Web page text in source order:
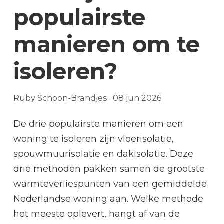
populairste
manieren om te
isoleren?
Ruby Schoon-Brandjes · 08 jun 2026
De drie populairste manieren om een
woning te isoleren zijn vloerisolatie,
spouwmuurisolatie en dakisolatie. Deze
drie methoden pakken samen de grootste
warmteverliespunten van een gemiddelde
Nederlandse woning aan. Welke methode
het meeste oplevert, hangt af van de